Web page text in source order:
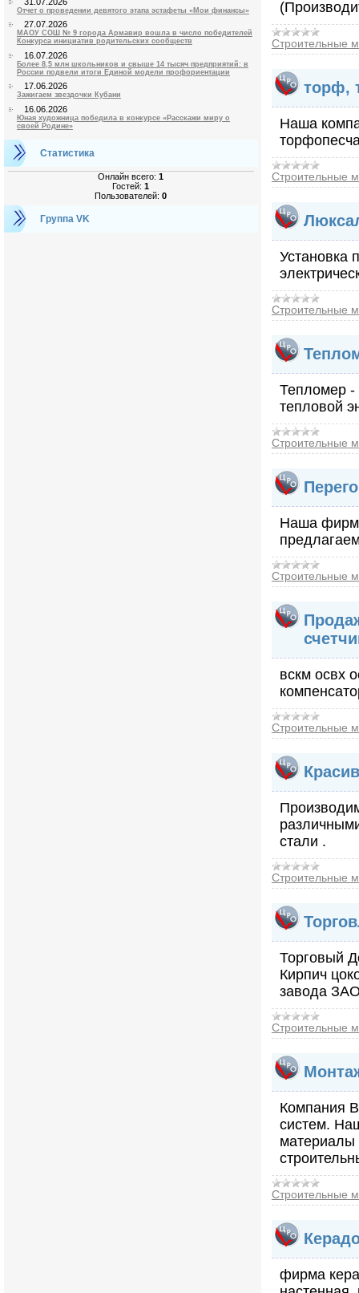
Отчет о проведении девятого этапа эстафеты «Мои финансы»
27.07.2026
МАОУ СОШ № 9 города Армавир вошла в число победителей
Конкурса инициатив родительских сообществ
16.07.2026
Более 8,5 млн школьников и свыше 14 тысяч предприятий: в
России подвели итоги Единой модели профориентации
17.06.2026
Зажигаем звездочки Кубани
16.06.2026
Юная художница победила в конкурсе «Расскажи миру о
своей Родине»
Статистика
Онлайн всего:1
Гостей:1
Пользователей:0
Группа VK
Строительные
торф,
Наша
Строительные
Установка
Строительные
Тепломер -
тепловой
Строительные
Наша
Строительные
вскм освх
Строительные
стали .
Строительные
Торговый
Кирпич
завода
Строительные
Компания
систем.
материалы
Строительные
фирма